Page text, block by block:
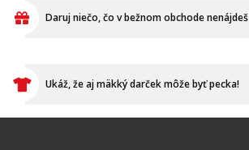
Daruj niečo, čo v bežnom obchode nenájdeš
Ukáž, že aj mäkký darček môže byť pecka!